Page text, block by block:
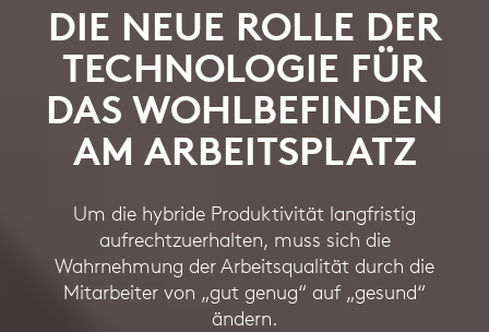
DIE NEUE ROLLE DER
TECHNOLOGIE FÜR
DAS WOHLBEFINDEN
AM ARBEITSPLATZ
Um die hybride Produktivität langfristig
aufrechtzuerhalten, muss sich die
Wahrnehmung der Arbeitsqualität durch die
Mitarbeiter von „gut genug“ auf „gesund“
ändern.